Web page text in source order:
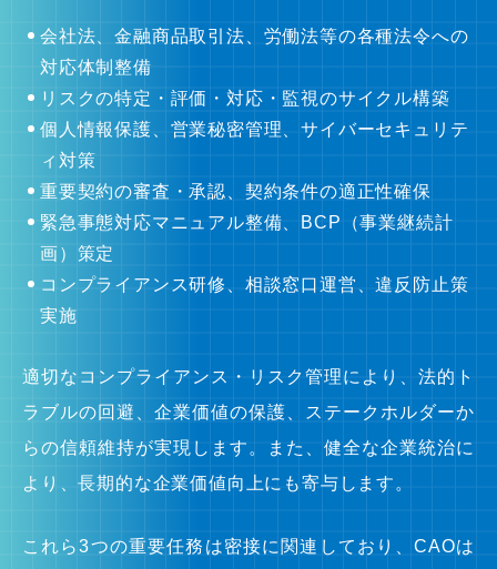
会社法、金融商品取引法、労働法等の各種法令への
対応体制整備
リスクの特定・評価・対応・監視のサイクル構築
個人情報保護、営業秘密管理、サイバーセキュリテ
ィ対策
重要契約の審査・承認、契約条件の適正性確保
緊急事態対応マニュアル整備、BCP（事業継続計
画）策定
コンプライアンス研修、相談窓口運営、違反防止策
実施
適切なコンプライアンス・リスク管理により、法的ト
ラブルの回避、企業価値の保護、ステークホルダーか
らの信頼維持が実現します。また、健全な企業統治に
より、長期的な企業価値向上にも寄与します。
これら3つの重要任務は密接に関連しており、CAOは